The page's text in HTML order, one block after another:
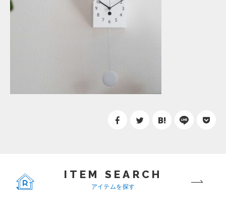
ITEM SEARCH
アイテムを探す